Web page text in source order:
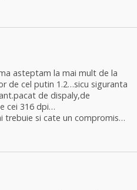
asteptam la mai mult de la
de cel putin 1.2…sicu siguranta
de dispaly,de
cei 316 dpi…
trebuie si cate un compromis…